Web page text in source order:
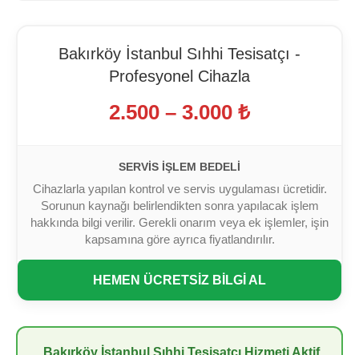
Bakırköy İstanbul Sıhhi Tesisatçı -
Profesyonel Cihazla
2.500 – 3.000 ₺
SERVIS İŞLEM BEDELI
Cihazlarla yapılan kontrol ve servis uygulaması ücretidir.
Sorunun kaynağı belirlendikten sonra yapılacak işlem
hakkında bilgi verilir. Gerekli onarım veya ek işlemler, işin
kapsamına göre ayrıca fiyatlandırılır.
HEMEN ÜCRETSİZ BİLGİ AL